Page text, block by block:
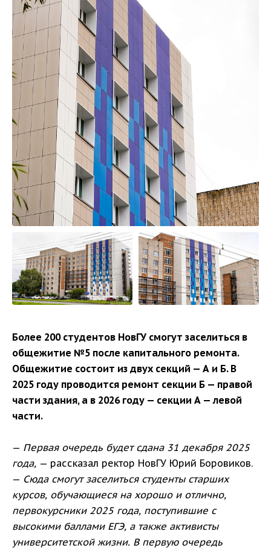
Более 200 студентов НовГУ смогут заселиться в
общежитие №5 после капитального ремонта.
Общежитие состоит из двух секций — А и Б. В
2025 году проводится ремонт секции Б — правой
части здания, а в 2026 году — секции А — левой
части.
— Первая очередь будет сдана 31 декабря 2025
года, — рассказал ректор НовГУ Юрий Боровиков.
— Сюда смогут заселиться студенты старших
курсов, обучающиеся на хорошо и отлично,
первокурсники 2025 года, поступившие с
высокими баллами ЕГЭ, а также активисты
университетской жизни. В первую очередь